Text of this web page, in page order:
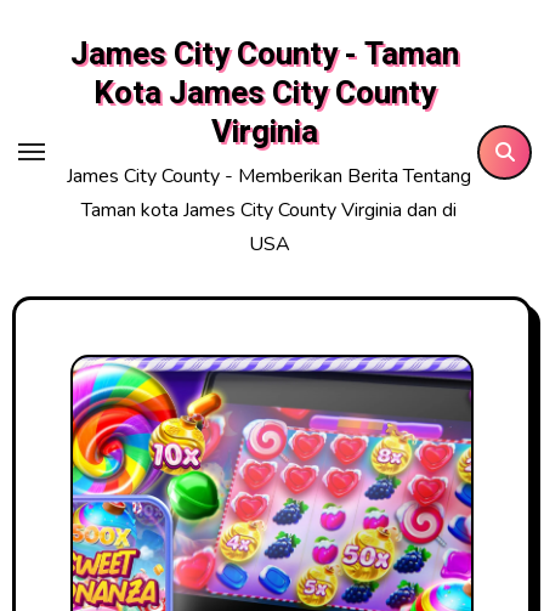
James City County - Taman
Kota James City County
Virginia
James City County - Memberikan Berita Tentang
Taman kota James City County Virginia dan di
USA